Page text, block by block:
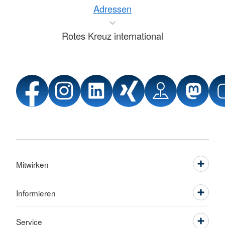
Adressen
Rotes Kreuz international
Mitwirken
Informieren
Service